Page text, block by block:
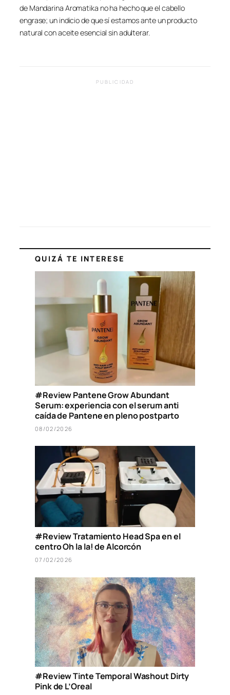
de Mandarina Aromatika no ha hecho que el cabello
engrase; un indicio de que sí estamos ante un producto
natural con aceite esencial sin adulterar.
PUBLICIDAD
QUIZÁ TE INTERESE
#Review Pantene Grow Abundant
Serum: experiencia con el serum anti
caída de Pantene en pleno postparto
08/02/2026
#Review Tratamiento Head Spa en el
centro Oh la la! de Alcorcón
07/02/2026
#Review Tinte Temporal Washout Dirty
Pink de L’Oreal